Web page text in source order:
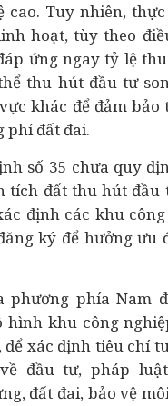
cao. Tuy nhiên,
hoạt, tùy theo
ứng ngay tỷ lệ
thu hút đầu tư
khác để đảm bảo
phí đất đai.
số 35 chưa quy
tích đất thu hút đầu
định các khu
ký để hưởng ưu
phương phía Nam
hình khu công
để xác định tiêu chí
đầu tư, pháp
đất đai, bảo vệ